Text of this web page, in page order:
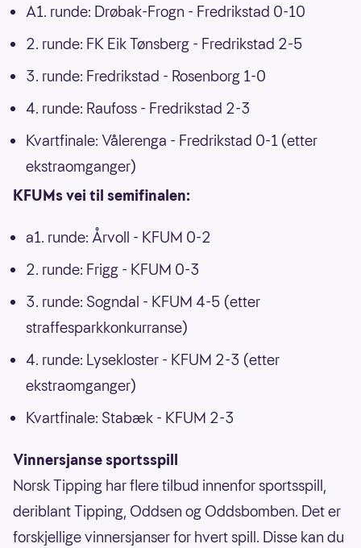
A1. runde: Drøbak-Frogn - Fredrikstad 0-10
2. runde: FK Eik Tønsberg - Fredrikstad 2-5
3. runde: Fredrikstad - Rosenborg 1-0
4. runde: Raufoss - Fredrikstad 2-3
Kvartfinale: Vålerenga - Fredrikstad 0-1 (etter
ekstraomganger)
KFUMs vei til semifinalen:
a1. runde: Årvoll - KFUM 0-2
2. runde: Frigg - KFUM 0-3
3. runde: Sogndal - KFUM 4-5 (etter
straffesparkkonkurranse)
4. runde: Lysekloster - KFUM 2-3 (etter
ekstraomganger)
Kvartfinale: Stabæk - KFUM 2-3
Vinnersjanse sportsspill
Norsk Tipping har flere tilbud innenfor sportsspill,
deriblant Tipping, Oddsen og Oddsbomben. Det er
forskjellige vinnersjanser for hvert spill. Disse kan du